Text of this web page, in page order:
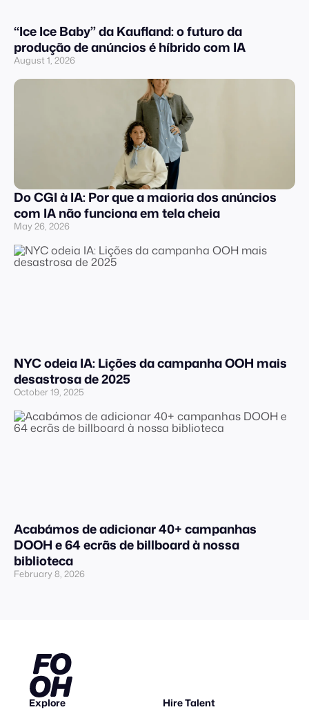
“Ice Ice Baby” da Kaufland: o futuro da
produção de anúncios é híbrido com IA
August 1, 2026
Do CGI à IA: Por que a maioria dos anúncios
com IA não funciona em tela cheia
May 26, 2026
NYC odeia IA: Lições da campanha OOH mais
desastrosa de 2025
October 19, 2025
Acabámos de adicionar 40+ campanhas
DOOH e 64 ecrãs de billboard à nossa
biblioteca
February 8, 2026
Explore Hire Talent